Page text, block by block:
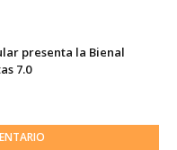
presenta la Bienal
7.0